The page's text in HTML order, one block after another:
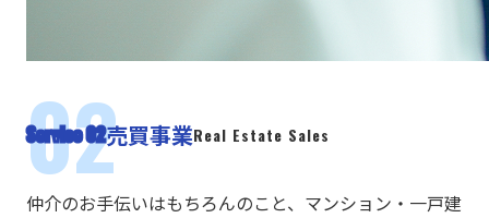
Service 02売買事業Real Estate Sales
仲介のお手伝いはもちろんのこと、マンション・一戸建